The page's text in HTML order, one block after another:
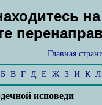
на
Главная
Б В Г Д Е Ж З И К Л
исповеди